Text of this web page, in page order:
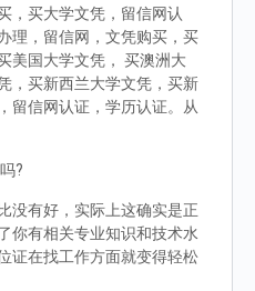
，买大学文凭，留信网认
理，留信网，文凭购买，买
美国大学文凭， 买澳洲大
，买新西兰大学文凭，买新
留信网认证，学历认证。从
?
没有好，实际上这确实是正
你有相关专业知识和技术水
证在找工作方面就变得轻松